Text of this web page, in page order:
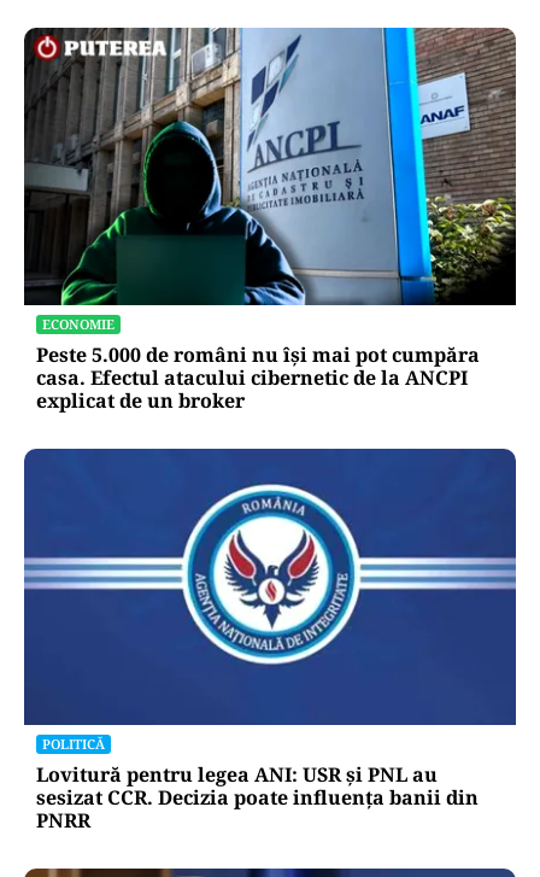
ECONOMIE
Peste 5.000 de români nu își mai pot cumpăra
casa. Efectul atacului cibernetic de la ANCPI
explicat de un broker
POLITICĂ
Lovitură pentru legea ANI: USR și PNL au
sesizat CCR. Decizia poate influența banii din
PNRR